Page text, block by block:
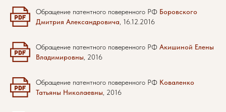
Обращение патентного поверенного РФ Боровского
Дмитрия Александровича , 16.12.2016
Обращение патентного поверенного РФ Акишиной Елены
Владимировны , 2016
Обращение патентного поверенного РФ Коваленко
Татьяны Николаевны , 2016